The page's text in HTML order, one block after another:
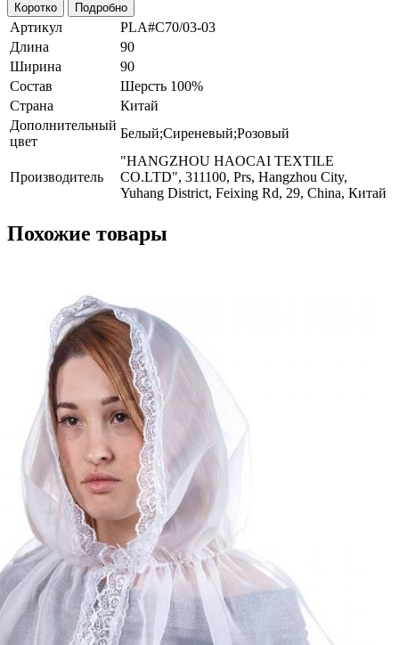
Коротко Подробно
Артикул
PLA#C70/03-03
Длина
90
Ширина
90
Состав
Шерсть 100%
Страна
Китай
Дополнительный
цвет
Белый;Сиреневый;Розовый
Производитель
"HANGZHOU HAOCAI TEXTILE
CO.LTD", 311100, Prs, Hangzhou City,
Yuhang District, Feixing Rd, 29, China, Китай
Похожие товары